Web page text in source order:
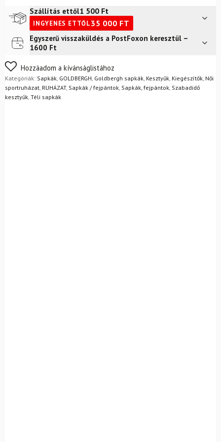
Szállítás ettől1 500 Ft
INGYENES ETTŐL35 000 FT
Futár a címre2 400
FoxPost
Egyszerű visszaküldés a PostFoxon keresztül –
1600 Ft
Nem biztos a választásában? Semmi gond – a terméket
egyszerűen visszaküldheti 14 napon belül, indoklás nélkül.
Mik a visszaküldés feltételei?
Hozzáadom a kívánságlistához
Kategóriák: Sapkák, GOLDBERGH, Goldbergh sapkák, Kesztyűk, Kiegészítők, Női
sportruházat, RUHÁZAT, Sapkák / fejpántok, Sapkák, fejpántok, Szabadidő
kesztyűk, Téli sapkák